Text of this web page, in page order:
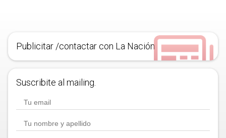
Publicitar /contactar con La Nación
Suscribite al mailing.